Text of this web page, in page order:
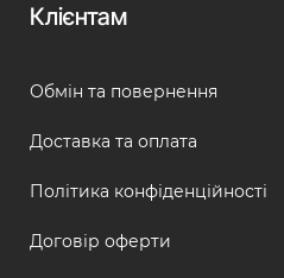
Клієнтам
Обмін та повернення
Доставка та оплата
Політика конфіденційності
Договір оферти